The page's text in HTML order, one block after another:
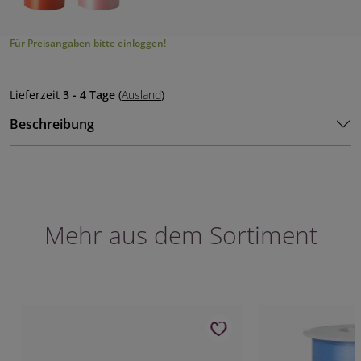
Für Preisangaben bitte einloggen!
Lieferzeit 3 - 4 Tage (Ausland)
Beschreibung
Mehr aus dem Sortiment